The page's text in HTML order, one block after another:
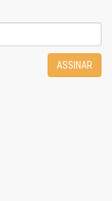
ASSINAR